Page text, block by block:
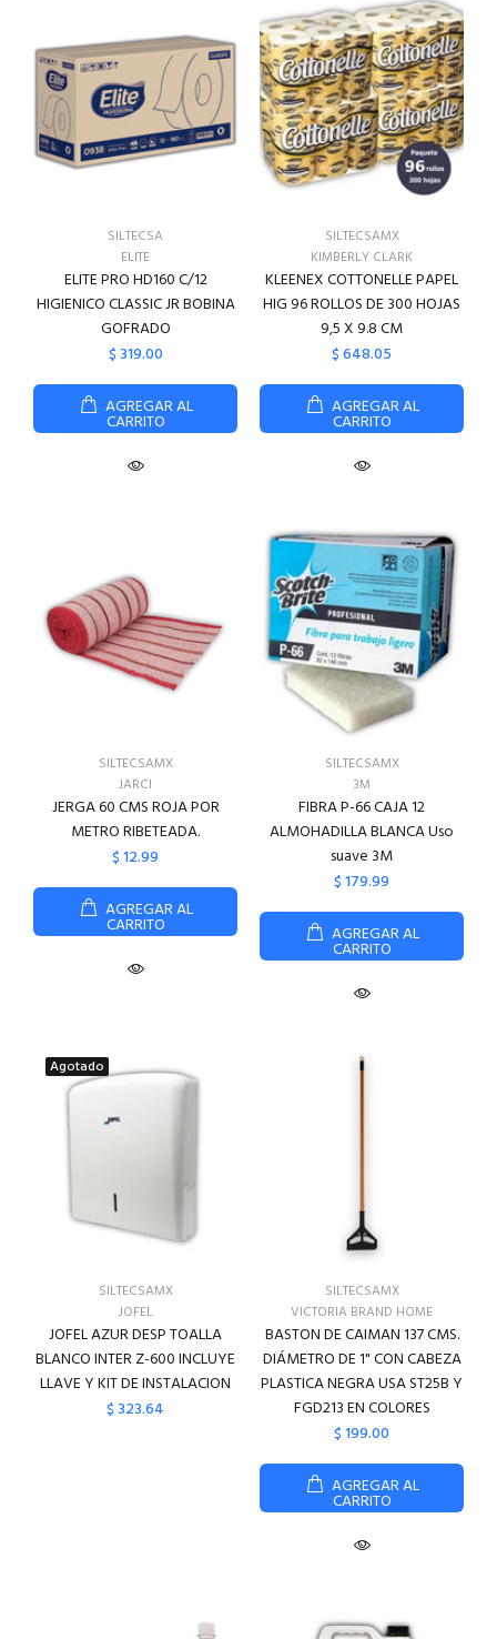
SILTECSA
ELITE
ELITE PRO HD160 C/12
HIGIENICO CLASSIC JR BOBINA
GOFRADO
$ 319.00
AGREGAR AL
CARRITO
SILTECSAMX
KIMBERLY CLARK
KLEENEX COTTONELLE PAPEL
HIG 96 ROLLOS DE 300 HOJAS
9,5 X 9.8 CM
$ 648.05
AGREGAR AL
CARRITO
SILTECSAMX
JARCI
JERGA 60 CMS ROJA POR
METRO RIBETEADA.
$ 12.99
AGREGAR AL
CARRITO
SILTECSAMX
3M
FIBRA P-66 CAJA 12
ALMOHADILLA BLANCA Uso
suave 3M
$ 179.99
AGREGAR AL
CARRITO
Agotado
SILTECSAMX
JOFEL
JOFEL AZUR DESP TOALLA
BLANCO INTER Z-600 INCLUYE
LLAVE Y KIT DE INSTALACION
$ 323.64
SILTECSAMX
VICTORIA BRAND HOME
BASTON DE CAIMAN 137 CMS.
DIÁMETRO DE 1" CON CABEZA
PLASTICA NEGRA USA ST25B Y
FGD213 EN COLORES
$ 199.00
AGREGAR AL
CARRITO